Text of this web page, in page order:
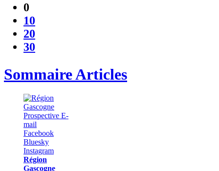
0
10
20
30
Sommaire Articles
Région
Gascogne